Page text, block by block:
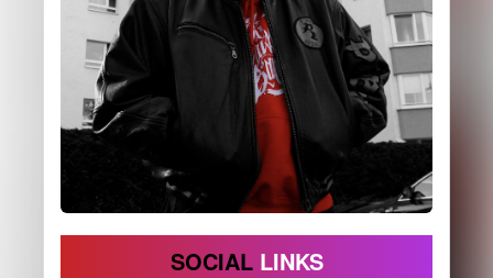
SOCIAL LINKS